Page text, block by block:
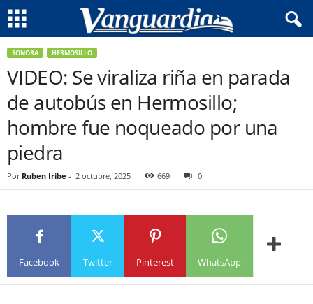
SONORA HERMOSILLO
VIDEO: Se viraliza riña en parada
de autobús en Hermosillo;
hombre fue noqueado por una
piedra
Por Ruben Iribe - 2 octubre, 2025 669 0
Facebook Twitter Pinterest WhatsApp